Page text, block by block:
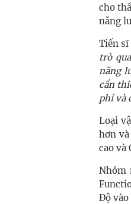
cho
năng
Tiến sĩ
trò
năng
cần
phí và
Loại
hơn
cao và
Nhóm
Độ vào